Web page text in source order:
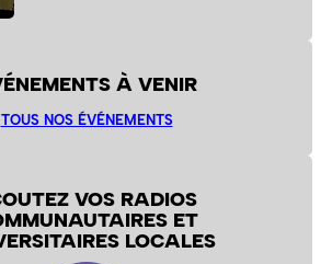
À VENIR
TOUS NOS ÉVÉNEMENTS
VOS RADIOS
ET
LOCALES